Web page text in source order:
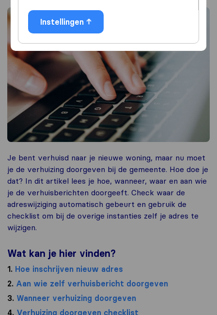
Je bent verhuisd naar je nieuwe woning, maar nu moet
je de verhuizing doorgeven bij de gemeente. Hoe doe je
dat? In dit artikel lees je hoe, wanneer, waar en aan wie
je de verhuisberichten doorgeeft. Check waar de
adreswijziging automatisch gebeurt en gebruik de
checklist om bij de overige instanties zelf je adres te
wijzigen.
Wat kan je hier vinden?
1. Hoe inschrijven nieuw adres
2. Aan wie zelf verhuisbericht doorgeven
3. Wanneer verhuizing doorgeven
4. Verhuizing doorgeven checklist
Instellingen